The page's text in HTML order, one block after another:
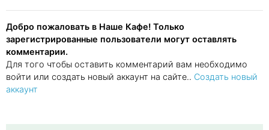
Добро пожаловать в Наше Кафе! Только
зарегистрированные пользователи могут оставлять
комментарии.
Для того чтобы оставить комментарий вам необходимо
войти или создать новый аккаунт на сайте.. Создать новый
аккаунт